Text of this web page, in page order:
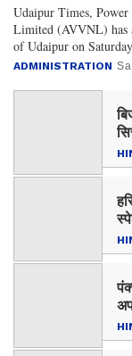
Udaipur Times,
Limited (AVVNL) has
of Udaipur on
ADMINISTRATION